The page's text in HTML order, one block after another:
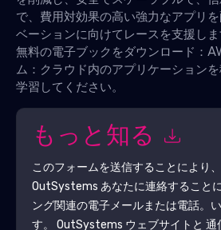
で、費用対効果の高い強力なアプリ
ベーションに向けてレースを支援しま
無料の電子ブックをダウンロード：
ム：クラウド内のアプリケーションを
学習してください。
もっと知る
このフォームを送信することにより
OutSystems あなたに連絡すること
ング関連の電子メールまたは電話。
す。 OutSystems ウェブサイトと